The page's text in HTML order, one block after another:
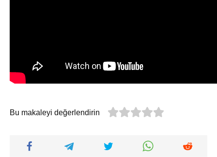
Bu makaleyi değerlendirin